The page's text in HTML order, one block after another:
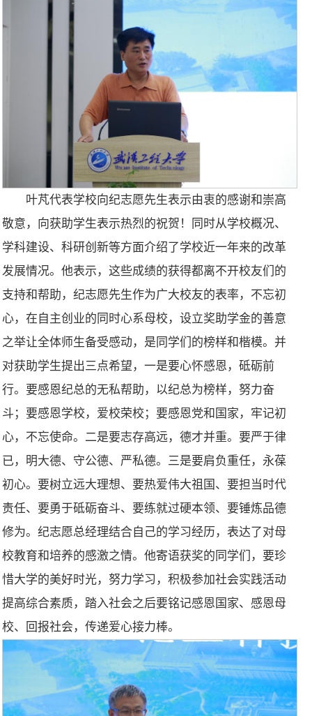
叶芃代表学校向纪志愿先生表示由衷的感谢和崇高
敬意，向获助学生表示热烈的祝贺！同时从学校概况、
学科建设、科研创新等方面介绍了学校近一年来的改革
发展情况。他表示，这些成绩的获得都离不开校友们的
支持和帮助，纪志愿先生作为广大校友的表率，不忘初
心，在自主创业的同时心系母校，设立奖助学金的善意
之举让全体师生备受感动，是同学们的榜样和楷模。并
对获助学生提出三点希望，一是要心怀感恩，砥砺前
行。要感恩纪总的无私帮助，以纪总为榜样，努力奋
斗；要感恩学校，爱校荣校；要感恩党和国家，牢记初
心，不忘使命。二是要志存高远，德才并重。要严于律
已，明大德、守公德、严私德。三是要肩负重任，永葆
初心。要树立远大理想、要热爱伟大祖国、要担当时代
责任、要勇于砥砺奋斗、要练就过硬本领、要锤炼品德
修为。纪志愿总经理结合自己的学习经历，表达了对母
校教育和培养的感激之情。他寄语获奖的同学们，要珍
惜大学的美好时光，努力学习，积极参加社会实践活动
提高综合素质，踏入社会之后要铭记感恩国家、感恩母
校、回报社会，传递爱心接力棒。